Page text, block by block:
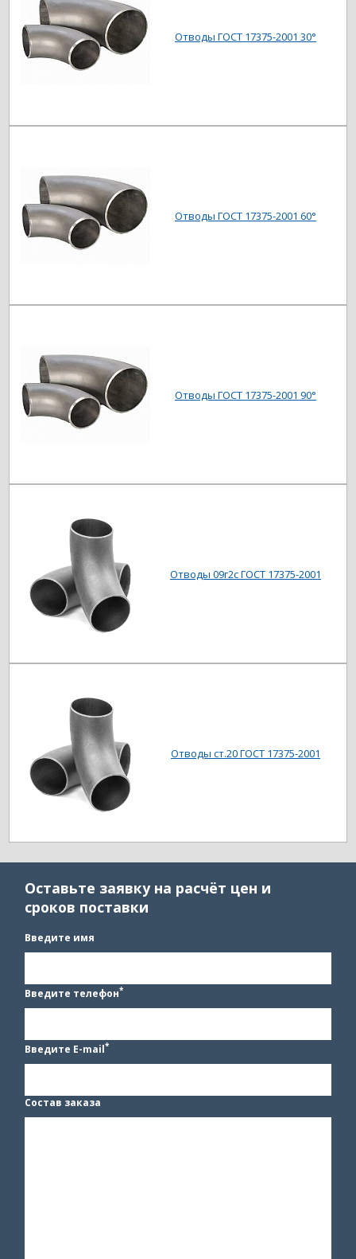
Отводы ГОСТ 17375-2001 30°
Отводы ГОСТ 17375-2001 60°
Отводы ГОСТ 17375-2001 90°
Отводы 09г2с ГОСТ 17375-2001
Отводы ст.20 ГОСТ 17375-2001
Оставьте заявку на расчёт цен и
сроков поставки
Введите имя
Введите телефон*
Введите E-mail*
Состав заказа